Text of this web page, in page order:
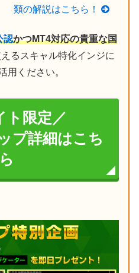
類の解説はこちら！
認かつMT4対応の貴重な国
るスキャル特化インジに
用ください。
ト限定／
プ詳細はこち
ら